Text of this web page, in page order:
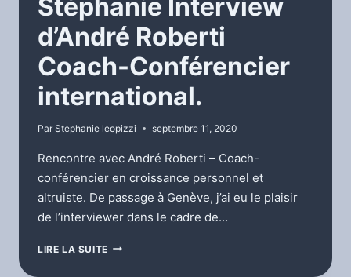
Stéphanie Interview
d’André Roberti
Coach-Conférencier
international.
Par Stephanie leopizzi septembre 11, 2020
Rencontre avec André Roberti – Coach-
conférencier en croissance personnel et
altruiste. De passage à Genève, j’ai eu le plaisir
de l’interviewer dans le cadre de…
LIRE LA SUITE STÉPHANIE